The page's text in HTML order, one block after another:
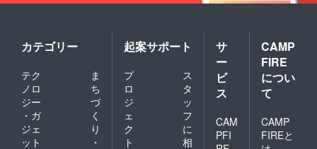
カテゴリー
テク
ノロ
ジー
・ガ
ジェ
ット
ま
ち
づ
く
り
・
起案サポート
プ
ロ
ジ
ェ
ク
ト
ス
タ
ッ
フ
に
相
サ
ー
ビ
ス
CAM
PFI
CAMP
FIRE
につい
て
CAMP
FIREと